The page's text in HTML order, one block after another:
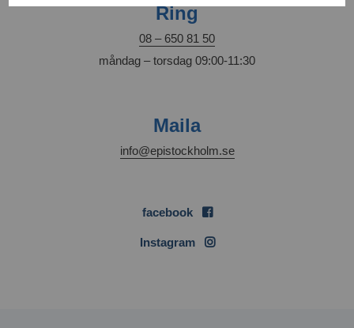
Ring
08 – 650 81 50
måndag – torsdag 09:00-11:30
Maila
info@epistockholm.se
facebook
Instagram